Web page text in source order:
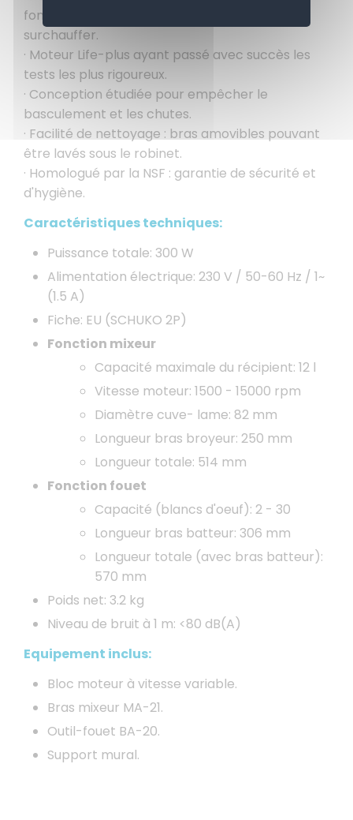
fonctionner de manière continue sans
surchauffer.
· Moteur Life-plus ayant passé avec succès les
tests les plus rigoureux.
· Conception étudiée pour empêcher le
basculement et les chutes.
· Facilité de nettoyage : bras amovibles pouvant
être lavés sous le robinet.
· Homologué par la NSF : garantie de sécurité et
d'hygiène.
Caractéristiques techniques:
Puissance totale: 300 W
Alimentation électrique: 230 V / 50-60 Hz / 1~
(1.5 A)
Fiche: EU (SCHUKO 2P)
Fonction mixeur
Capacité maximale du récipient: 12 l
Vitesse moteur: 1500 - 15000 rpm
Diamètre cuve- lame: 82 mm
Longueur bras broyeur: 250 mm
Longueur totale: 514 mm
Fonction fouet
Capacité (blancs d'oeuf): 2 - 30
Longueur bras batteur: 306 mm
Longueur totale (avec bras batteur):
570 mm
Poids net: 3.2 kg
Niveau de bruit à 1 m: <80 dB(A)
Equipement inclus:
Bloc moteur à vitesse variable.
Bras mixeur MA-21.
Outil-fouet BA-20.
Support mural.